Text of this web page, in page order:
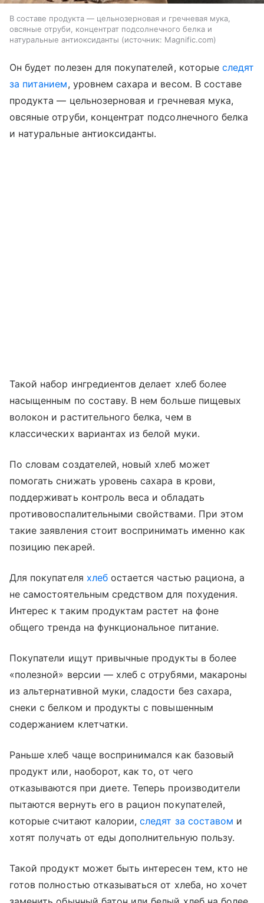
В составе продукта — цельнозерновая и гречневая мука,
овсяные отруби, концентрат подсолнечного белка и
натуральные антиоксиданты
источник: Magnific.com
Он будет полезен для покупателей, которыеследят
за питанием, уровнем сахара и весом. В составе
продукта — цельнозерновая и гречневая мука,
овсяные отруби, концентрат подсолнечного белка
и натуральные антиоксиданты.
Такой набор ингредиентов делает хлеб более
насыщенным по составу. В нем больше пищевых
волокон и растительного белка, чем в
классических вариантах из белой муки.
По словам создателей, новый хлеб может
помогать снижать уровень сахара в крови,
поддерживать контроль веса и обладать
противовоспалительными свойствами. При этом
такие заявления стоит воспринимать именно как
позицию пекарей.
Для покупателя хлебостается частью рациона, а
не самостоятельным средством для похудения.
Интерес к таким продуктам растет на фоне
общего тренда на функциональное питание.
Покупатели ищут привычные продукты в более
«полезной» версии — хлеб с отрубями, макароны
из альтернативной муки, сладости без сахара,
снеки с белком и продукты с повышенным
содержанием клетчатки.
Раньше хлеб чаще воспринимался как базовый
продукт или, наоборот, как то, от чего
отказываются при диете. Теперь производители
пытаются вернуть его в рацион покупателей,
которые считают калории,следят за составом и
хотят получать от еды дополнительную пользу.
Такой продукт может быть интересен тем, кто не
готов полностью отказываться от хлеба, но хочет